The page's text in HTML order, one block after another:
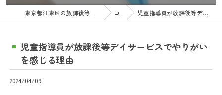
東京都江東区の放課後等デイサービスの求人ならたすきっず コラム 児童指導員が放課後等デイサービスでやりがいを感じる理由
児童指導員が放課後等デイサービスでやりがい
を感じる理由
2024/04/09